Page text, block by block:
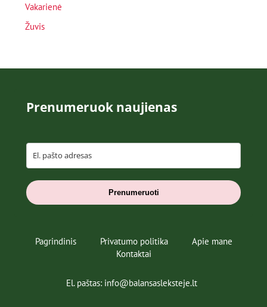
Vakarienė
Žuvis
Prenumeruok naujienas
Prenumeruoti
Pagrindinis Privatumo politika
Apie mane
Kontaktai
El. paštas: info@balansasleksteje.lt